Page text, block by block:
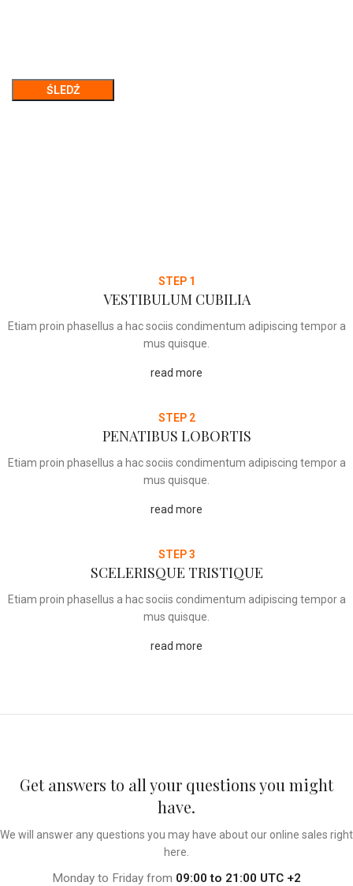
ŚLEDŹ
STEP 1
VESTIBULUM CUBILIA
Etiam proin phasellus a hac sociis condimentum adipiscing tempor a
mus quisque.
read more
STEP 2
PENATIBUS LOBORTIS
Etiam proin phasellus a hac sociis condimentum adipiscing tempor a
mus quisque.
read more
STEP 3
SCELERISQUE TRISTIQUE
Etiam proin phasellus a hac sociis condimentum adipiscing tempor a
mus quisque.
read more
Get answers to all your questions you might
have.
We will answer any questions you may have about our online sales right
here.
Monday to Friday from 09:00 to 21:00 UTC +2